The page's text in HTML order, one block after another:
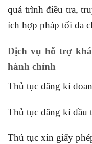
quá trình điều tra,
ích hợp pháp tối đa
Dịch vụ hỗ trợ
hành chính
Thủ tục đăng kí
Thủ tục đăng kí đầu
Thủ tục xin giấy